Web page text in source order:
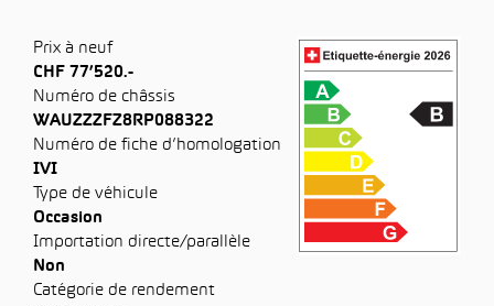
Prix à neuf
CHF 77’520.-
Numéro de châssis
WAUZZZFZ8RP088322
Numéro de fiche d’homologation
IVI
Type de véhicule
Occasion
Importation directe/parallèle
Non
Catégorie de rendement